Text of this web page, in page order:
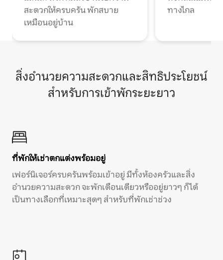
สะดวกให้ครบครัน พักสบาย
เหมือนอยู่บ้าน
ทางไกล
สิ่งอำนวยความสะดวกและสิทธิประโยชน์
สำหรับการเข้าพักระยะยาว
ที่พักให้เช่าตกแต่งพร้อมอยู่
เฟอร์นิเจอร์ครบครันพร้อมเข้าอยู่ มีทั้งห้องครัวและสิ่ง
อำนวยความสะดวก จะพักเดือนเดียวหรืออยู่ยาวๆ ก็ได้
เป็นทางเลือกที่เหมาะสุดๆ สำหรับที่พักเช่าช่วง